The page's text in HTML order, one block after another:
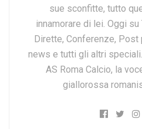
sue sconfitte, tutto
innamorare di lei. Oggi su
Dirette, Conferenze, Post
news e tutti gli altri
AS Roma Calcio, la
giallorossa